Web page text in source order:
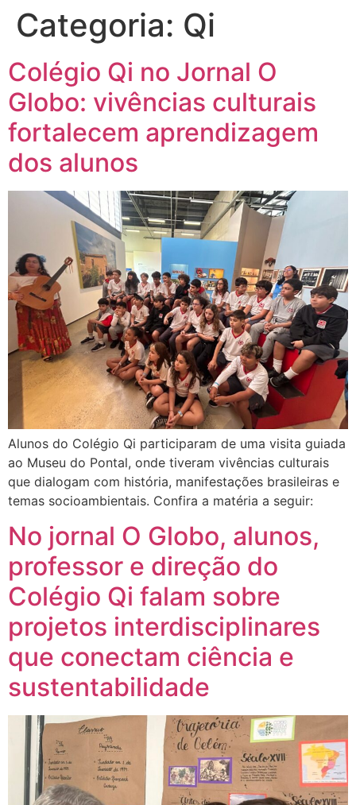
Categoria: Qi
Colégio Qi no Jornal O
Globo: vivências culturais
fortalecem aprendizagem
dos alunos
Alunos do Colégio Qi participaram de uma visita guiada
ao Museu do Pontal, onde tiveram vivências culturais
que dialogam com história, manifestações brasileiras e
temas socioambientais. Confira a matéria a seguir:
No jornal O Globo, alunos,
professor e direção do
Colégio Qi falam sobre
projetos interdisciplinares
que conectam ciência e
sustentabilidade